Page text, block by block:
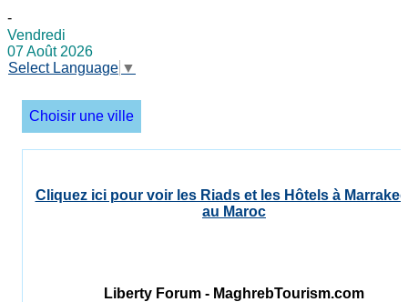
-
Vendredi
07 Août 2026
Select Language ▼
Choisir une ville
Cliquez ici pour voir les Riads et les Hôtels à
au Maroc
Liberty Forum - MaghrebTourism.com